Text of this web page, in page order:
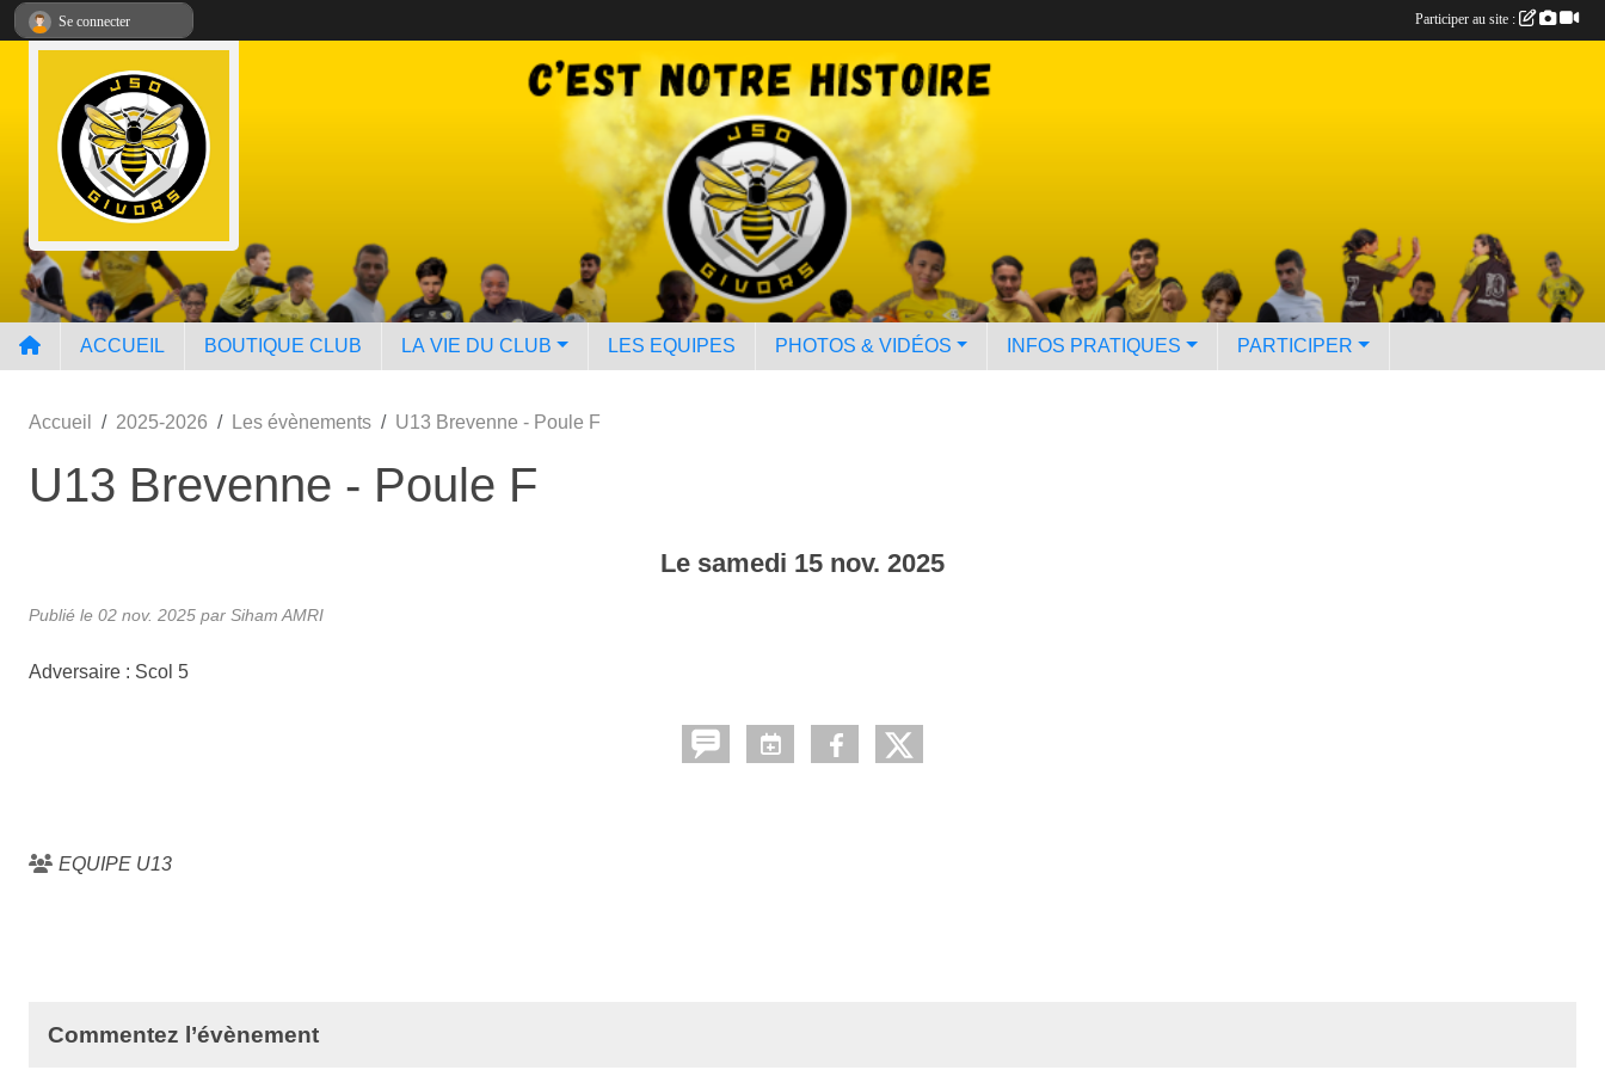
ACCUEIL BOUTIQUE CLUB LA VIE DU CLUB LES EQUIPES PHOTOS & VIDÉOS INFOS PRATIQUES PARTICIPER
Accueil 2025-2026 Les évènements U13 Brevenne - Poule F
U13 Brevenne - Poule F
Le samedi 15 nov. 2025
Publié le 02 nov. 2025 par Siham AMRI
Adversaire : Scol 5
EQUIPE U13
Commentez l’évènement
Se connecter Participer au site :
Panneau de gestion des cookies